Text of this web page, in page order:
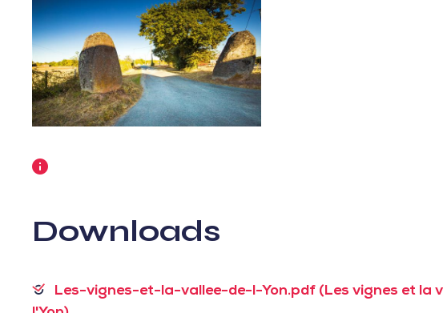
Weitere
Downloads
Les-vignes-et-la-vallee-de-l-Yon.pdf (Les vignes et la